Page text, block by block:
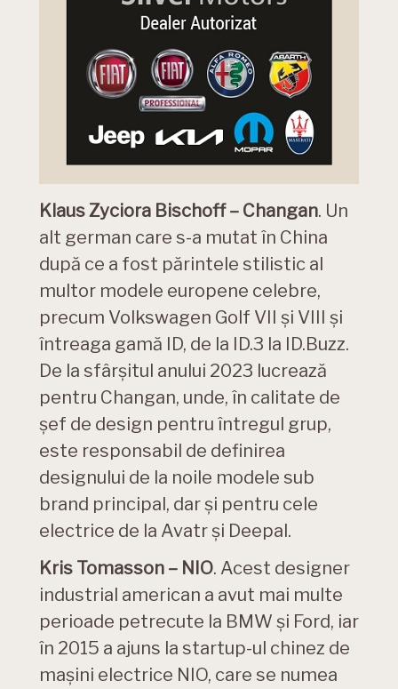
Klaus Zyciora Bischoff – Changan. Un
alt german care s-a mutat în China
după ce a fost părintele stilistic al
multor modele europene celebre,
precum Volkswagen Golf VII și VIII și
întreaga gamă ID, de la ID.3 la ID.Buzz.
De la sfârșitul anului 2023 lucrează
pentru Changan, unde, în calitate de
șef de design pentru întregul grup,
este responsabil de definirea
designului de la noile modele sub
brand principal, dar și pentru cele
electrice de la Avatr și Deepal.
Kris Tomasson – NIO. Acest designer
industrial american a avut mai multe
perioade petrecute la BMW și Ford, iar
în 2015 a ajuns la startup-ul chinez de
mașini electrice NIO, care se numea